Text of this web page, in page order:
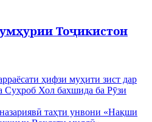
Тоҷикистон
ҳифзи муҳити зист дар
Суҳроб Хол бахшида ба Рӯзи
таҳти унвони «Нақши